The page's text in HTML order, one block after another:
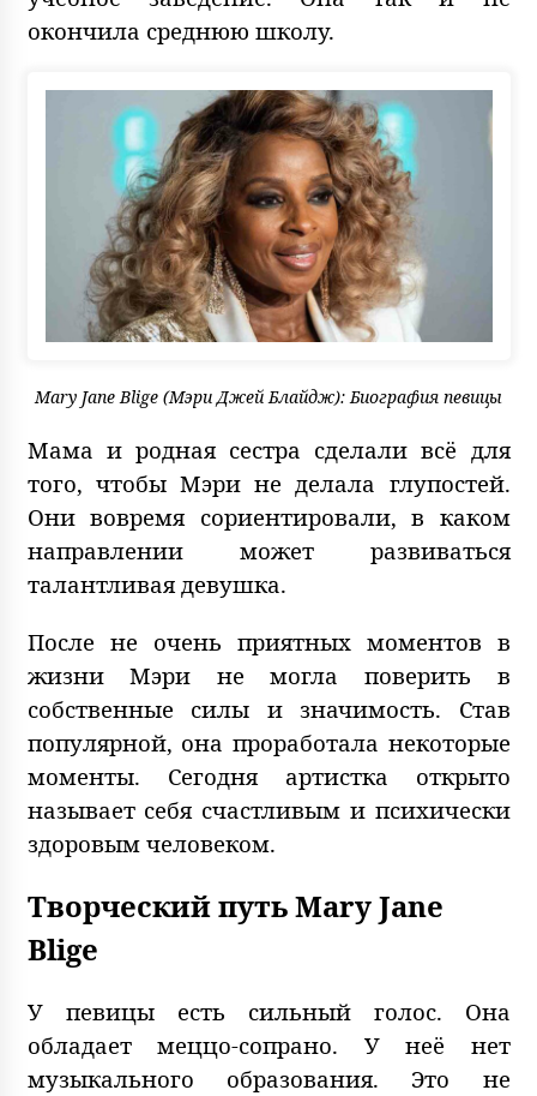
окончила среднюю школу.
Mary Jane Blige (Мэри Джей Блайдж): Биография певицы
Мама и родная сестра сделали всё для
того, чтобы Мэри не делала глупостей.
Они вовремя сориентировали, в каком
направлении может развиваться
талантливая девушка.
После не очень приятных моментов в
жизни Мэри не могла поверить в
собственные силы и значимость. Став
популярной, она проработала некоторые
моменты. Сегодня артистка открыто
называет себя счастливым и психически
здоровым человеком.
Творческий путь Mary Jane
Blige
У певицы есть сильный голос. Она
обладает меццо-сопрано. У неё нет
музыкального образования. Это не